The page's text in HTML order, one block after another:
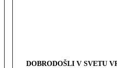
DOBRODOŠLI V SVETU